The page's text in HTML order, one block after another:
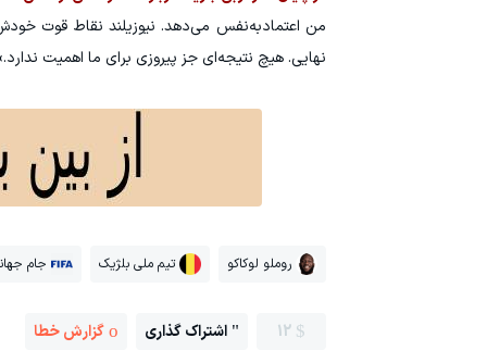
من اعتمادبه‌نفس می‌دهد. نیوزیلند نقاط قوت
نهایی. هیچ نتیجه‌ای جز پیروزی برای ما اهمیت
روملو لوکاکو تیم ملی بلژیک جام
12 اشتراک گذاری گزارش خطا